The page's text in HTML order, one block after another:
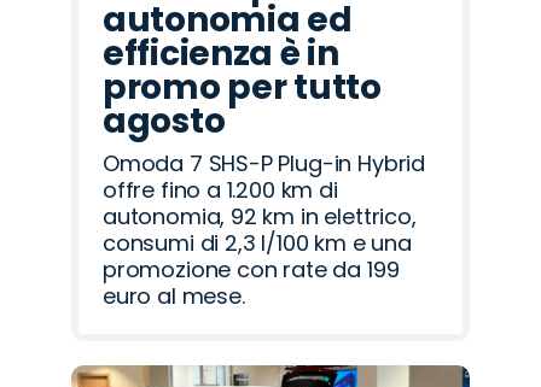
autonomia ed
efficienza è in
promo per tutto
agosto
Omoda 7 SHS-P Plug-in Hybrid
offre fino a 1.200 km di
autonomia, 92 km in elettrico,
consumi di 2,3 l/100 km e una
promozione con rate da 199
euro al mese.